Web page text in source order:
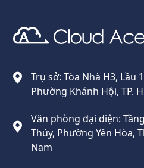
Trụ sở: Tòa Nhà H3, Lầu
Phường Khánh Hội, TP.
Văn phòng đại diện:
Thúy, Phường Yên Hòa,
Nam